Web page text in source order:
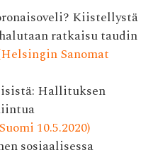
Kiistellystä
ratkaisu taudin
Sanomat
Hallituksen
10.5.2020)